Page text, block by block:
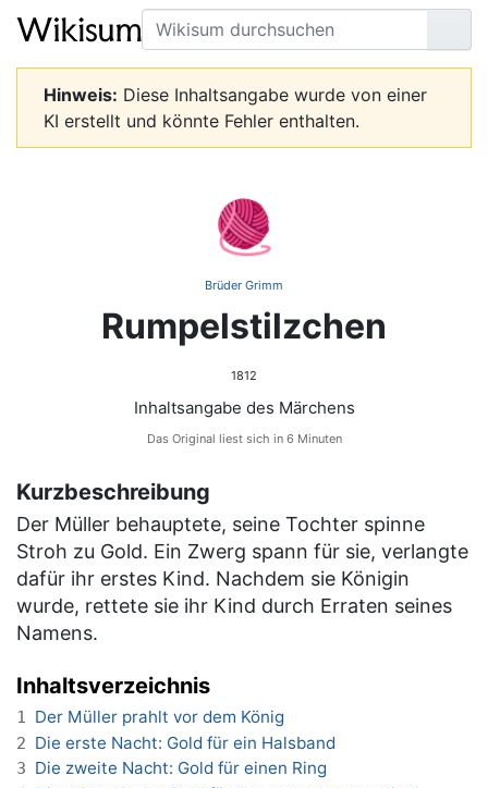
Suche
Seite
Hinweis: Diese Inhaltsangabe wurde von einer
KI erstellt und könnte Fehler enthalten.
🧶
Brüder Grimm
Rumpelstilzchen
1812
Inhaltsangabe des Märchens
Das Original liest sich in 6 Minuten
Kurzbeschreibung
Der Müller behauptete, seine Tochter spinne
Stroh zu Gold. Ein Zwerg spann für sie, verlangte
dafür ihr erstes Kind. Nachdem sie Königin
wurde, rettete sie ihr Kind durch Erraten seines
Namens.
Inhaltsverzeichnis
1 Der Müller prahlt vor dem König
2 Die erste Nacht: Gold für ein Halsband
3 Die zweite Nacht: Gold für einen Ring